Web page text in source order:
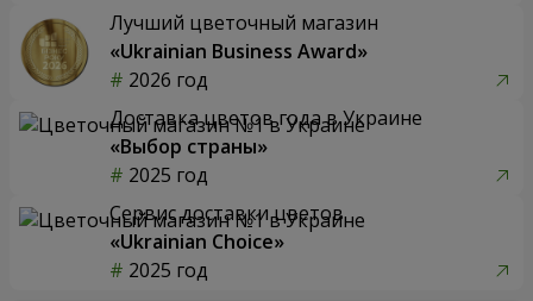
Лучший цветочный магазин
«Ukrainian Business Award»
2026 год
Доставка цветов года в Украине
«Выбор страны»
2025 год
Сервис доставки цветов
«Ukrainian Choice»
2025 год